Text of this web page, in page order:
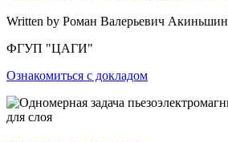
Written by Роман Валерьевич Акиньшин
ФГУП "ЦАГИ"
Ознакомиться с докладом